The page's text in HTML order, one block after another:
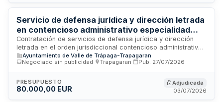
Servicio de defensa jurídica y dirección letrada
en contencioso administrativo especialidad
urbanismo del Ayuntamiento de Valle de
Trápaga-Trapagaran
Contratación de servicios de defensa jurídica y dirección
letrada en el orden jurisdiccional contencioso administrativo
con especialidad en urbanismo para el Ayuntamiento de Valle
de Trápaga-Trapagaran. El contratista asumirá la
administrativos contenciosos relacionados con materia
urbanística, bajo la dirección y supervisión del responsable
Ayuntamiento de Valle de Trápaga-Trapagaran
Negociado sin publicidad
Trapagaran Pub. 27/07/2026
PRESUPUESTO
80.000,00 EUR
Adjudicada
03/07/2026